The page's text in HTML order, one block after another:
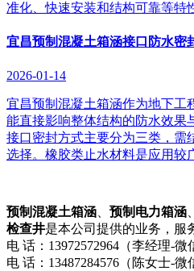
准化、快速安装和结构可靠等特
宜昌预制混凝土箱涵接口防水密
2026-01-14
宜昌预制混凝土箱涵作为地下工
能直接影响整体结构的防水效果
接口密封方式主要分为三类，需
选择。橡胶类止水材料是应用较
预制混凝土箱涵 预制电力箱涵
检查井是本公司提供的业务，服
电 话：13972572964（李经理-微
电 话：13487284576（陈女士-微